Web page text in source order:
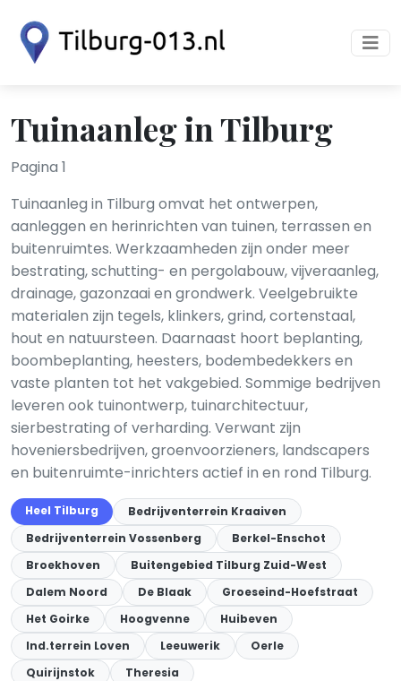
Tuinaanleg in Tilburg
Pagina 1
Tuinaanleg in Tilburg omvat het ontwerpen,
aanleggen en herinrichten van tuinen, terrassen en
buitenruimtes. Werkzaamheden zijn onder meer
bestrating, schutting- en pergolabouw, vijveraanleg,
drainage, gazonzaai en grondwerk. Veelgebruikte
materialen zijn tegels, klinkers, grind, cortenstaal,
hout en natuursteen. Daarnaast hoort beplanting,
boombeplanting, heesters, bodembedekkers en
vaste planten tot het vakgebied. Sommige bedrijven
leveren ook tuinontwerp, tuinarchitectuur,
sierbestrating of verharding. Verwant zijn
hoveniersbedrijven, groenvoorzieners, landscapers
en buitenruimte-inrichters actief in en rond Tilburg.
Heel Tilburg
Bedrijventerrein Kraaiven
Bedrijventerrein Vossenberg
Berkel-Enschot
Broekhoven
Buitengebied Tilburg Zuid-West
Dalem Noord
De Blaak
Groeseind-Hoefstraat
Het Goirke
Hoogvenne
Huibeven
Ind.terrein Loven
Leeuwerik
Oerle
Quirijnstok
Theresia